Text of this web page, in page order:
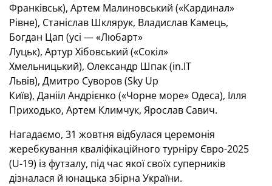
Франківськ), Артем Малиновський («Кардинал»
Рівне), Станіслав Шклярук, Владислав Камець,
Богдан Цап (усі — «Любарт»
Луцьк), Артур Хібовський («Сокіл»
Хмельницький), Олександр Шпак (in.IT
Львів), Дмитро Суворов (Sky Up
Київ), Данііл Андрієнко («Чорне море» Одеса), Ілля
Приходько, Артем Климчук, Ярослав Савич.
Нагадаємо, 31 жовтня відбулася церемонія
жеребкування кваліфікаційного турніру Євро-2025
(U-19) із футзалу, під час якої своїх суперників
дізналася й юнацька збірна України.